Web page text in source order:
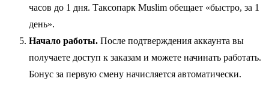
часов до 1 дня. Таксопарк Muslim обещает «быстро, за 1
день».
Начало работы. После подтверждения аккаунта вы
получаете доступ к заказам и можете начинать работать.
Бонус за первую смену начисляется автоматически.